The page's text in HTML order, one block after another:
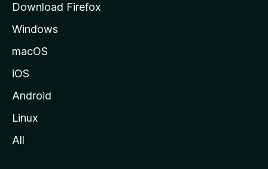
Download Firefox
Windows
macOS
iOS
Android
Linux
All